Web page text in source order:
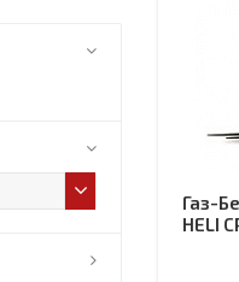
Газ-
HELI